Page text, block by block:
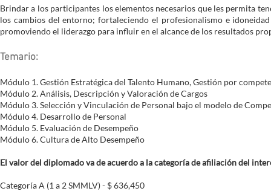
Brindar a los participantes los elementos necesarios que les permita
los cambios del entorno; fortaleciendo el profesionalismo e
promoviendo el liderazgo para influir en el alcance de los resultados
Temario:
Módulo 1. Gestión Estratégica del Talento Humano, Gestión por
Módulo 2. Análisis, Descripción y Valoración de Cargos
Módulo 3. Selección y Vinculación de Personal bajo el modelo de
Módulo 4. Desarrollo de Personal
Módulo 5. Evaluación de Desempeño
Módulo 6. Cultura de Alto Desempeño
El valor del diplomado va de acuerdo a la categoría de afiliación del
Categoría A (1 a 2 SMMLV) - $ 636,450